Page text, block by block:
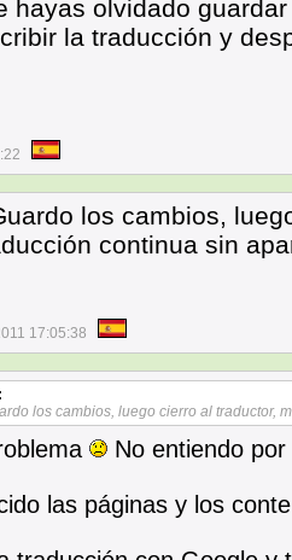
hayas olvidado
la traducción y
los cambios,
continua sin
17:05:38
los cambios, luego cierro al traductor,
No entiendo
las páginas y los